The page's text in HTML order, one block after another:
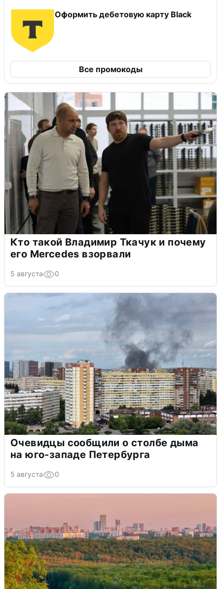
Оформить дебетовую карту Black
Все промокоды
Кто такой Владимир Ткачук и почему
его Mercedes взорвали
5 августа 0
Очевидцы сообщили о столбе дыма
на юго-западе Петербурга
5 августа 0